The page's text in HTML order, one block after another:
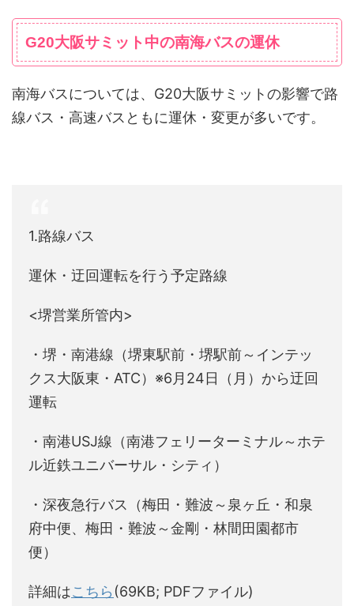
G20大阪サミット中の南海バスの運休
南海バスについては、G20大阪サミットの影響で路
線バス・高速バスともに運休・変更が多いです。
1.路線バス
運休・迂回運転を行う予定路線
<堺営業所管内>
・堺・南港線（堺東駅前・堺駅前～インテッ
クス大阪東・ATC）※6月24日（月）から迂回
運転
・南港USJ線（南港フェリーターミナル～ホテ
ル近鉄ユニバーサル・シティ）
・深夜急行バス（梅田・難波～泉ヶ丘・和泉
府中便、梅田・難波～金剛・林間田園都市
便）
詳細はこちら (69KB; PDFファイル)